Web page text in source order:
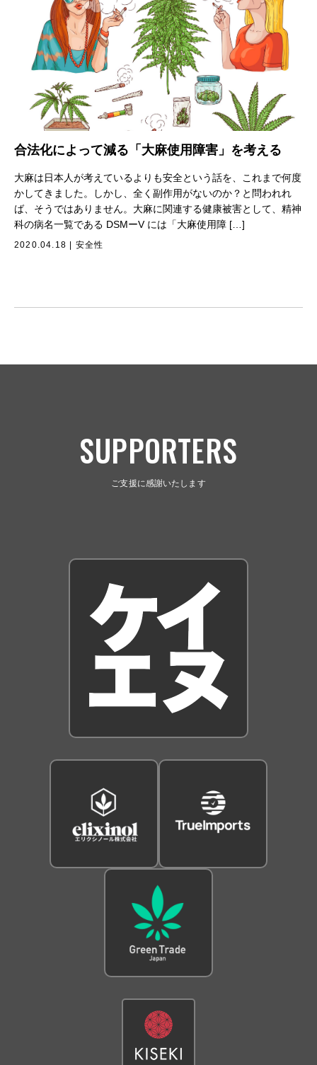
合法化によって減る「大麻使用障害」を考える
大麻は日本人が考えているよりも安全という話を、これまで何度
かしてきました。しかし、全く副作用がないのか？と問われれ
ば、そうではありません。大麻に関連する健康被害として、精神
科の病名一覧である DSMーV には「大麻使用障 […]
2020.04.18 安全性
SUPPORTERS
ご支援に感謝いたします